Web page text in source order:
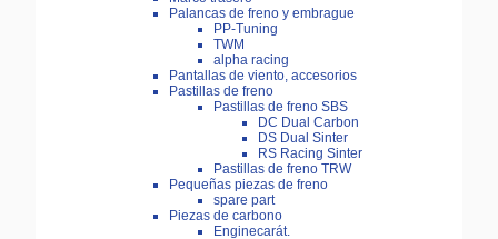
Palancas de freno y embrague
PP-Tuning
TWM
alpha racing
Pantallas de viento, accesorios
Pastillas de freno
Pastillas de freno SBS
DC Dual Carbon
DS Dual Sinter
RS Racing Sinter
Pastillas de freno TRW
Pequeñas piezas de freno
spare part
Piezas de carbono
Enginecarát.